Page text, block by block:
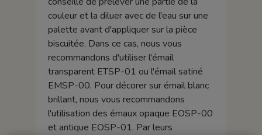
couleur et la diluer avec de l'eau sur une
palette avant d'appliquer sur la pièce
biscuitée. Dans ce cas, nous vous
recommandons d'utiliser l'émail
transparent ETSP-01 ou l'émail satiné
EMSP-00. Pour décorer sur émail blanc
brillant, nous vous recommandons
l'utilisation des émaux opaque EOSP-00
et antique EOSP-01. Par leurs